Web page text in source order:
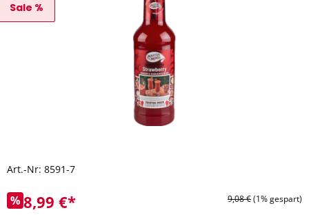
Sale %
Art.-Nr: 8591-7
% 8,99 €* 9,08 €(1% gespart)